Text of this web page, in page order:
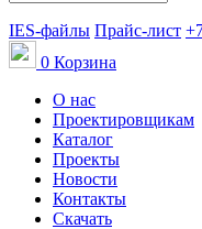
IES-файлы Прайс-лист
0 Корзина
О нас
Проектировщикам
Каталог
Проекты
Новости
Контакты
Скачать